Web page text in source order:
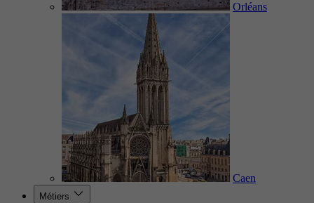
Orléans
Caen
Métiers